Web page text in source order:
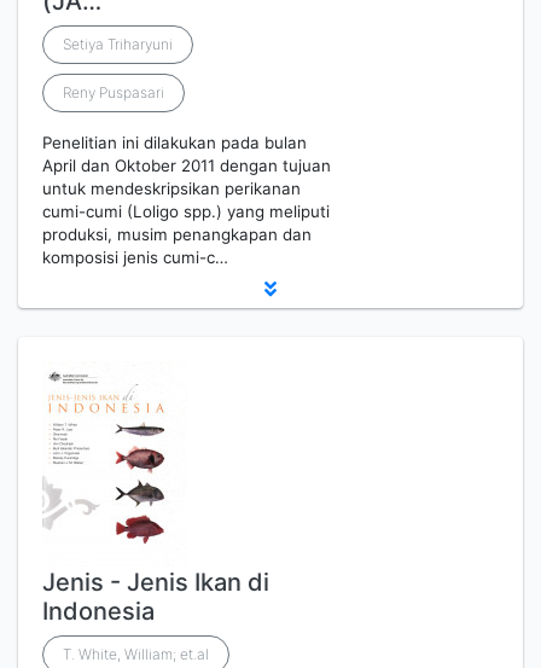
Setiya Triharyuni
Reny Puspasari
Penelitian ini dilakukan pada bulan
April dan Oktober 2011 dengan tujuan
untuk mendeskripsikan perikanan
cumi-cumi (Loligo spp.) yang meliputi
produksi, musim penangkapan dan
komposisi jenis cumi-c…
Jenis - Jenis Ikan di
Indonesia
T. White, William; et.al